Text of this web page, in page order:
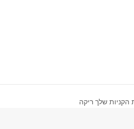
הקניות שלך ריקה